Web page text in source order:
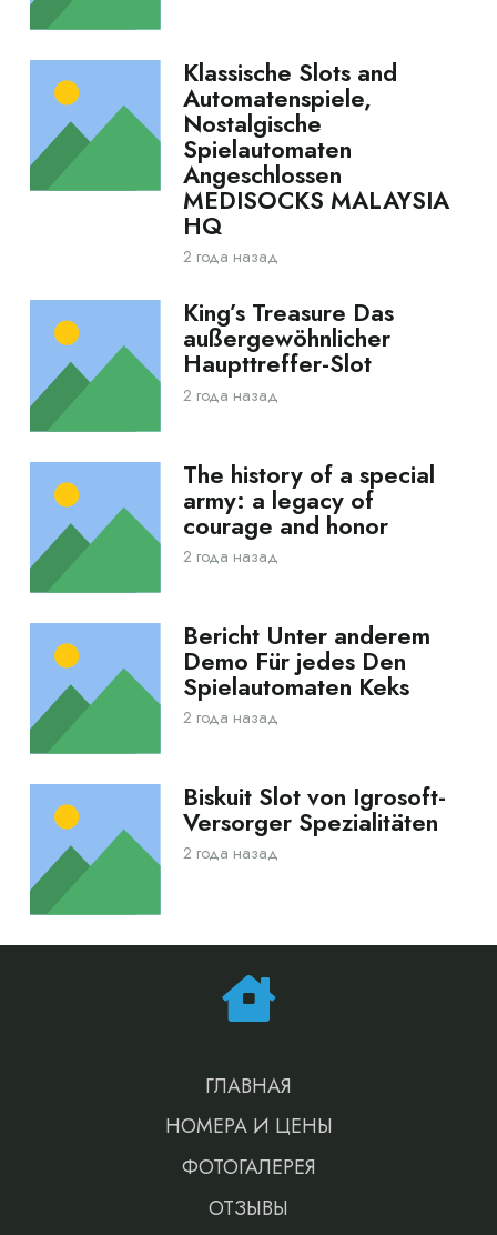
Klassische Slots and
Automatenspiele,
Nostalgische
Spielautomaten
Angeschlossen
MEDISOCKS MALAYSIA
HQ
2 года назад
King’s Treasure Das
außergewöhnlicher
Haupttreffer-Slot
2 года назад
The history of a special
army: a legacy of
courage and honor
2 года назад
Bericht Unter anderem
Demo Für jedes Den
Spielautomaten Keks
2 года назад
Biskuit Slot von Igrosoft-
Versorger Spezialitäten
2 года назад
ГЛАВНАЯ
НОМЕРА И ЦЕНЫ
ФОТОГАЛЕРЕЯ
ОТЗЫВЫ